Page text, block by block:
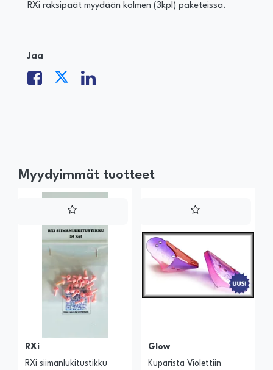
RXi raksipäät myydään kolmen (3kpl) paketeissa.
Jaa
Myydyimmät tuotteet
RXi
RXi siimanlukitustikku
Glow
Kuparista Violettiin